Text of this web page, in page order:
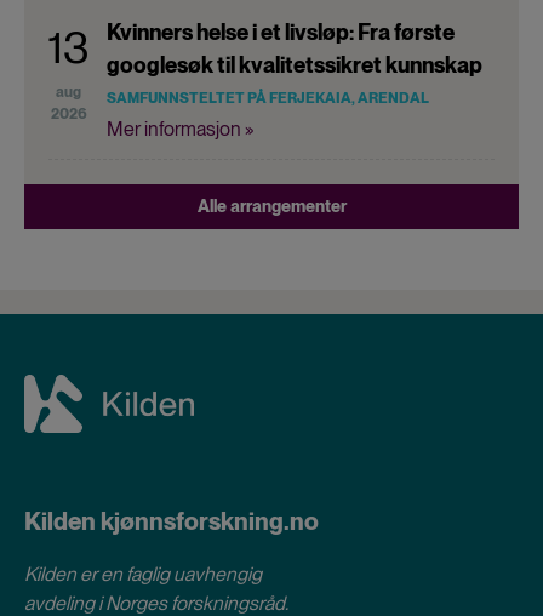
13
aug
2026
Kvinners helse i et livsløp: Fra første
googlesøk til kvalitetssikret kunnskap
SAMFUNNSTELTET PÅ FERJEKAIA, ARENDAL
Mer informasjon »
Alle arrangementer
Kilden kjønnsforskning.no
Kilden er en faglig uavhengig
avdeling iNorges forskningsråd.